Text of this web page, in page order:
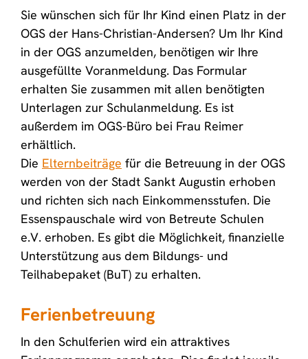
Sie wünschen sich für Ihr Kind einen Platz in der
OGS der Hans-Christian-Andersen? Um Ihr Kind
in der OGS anzumelden, benötigen wir Ihre
ausgefüllte Voranmeldung. Das Formular
erhalten Sie zusammen mit allen benötigten
Unterlagen zur Schulanmeldung. Es ist
außerdem im OGS-Büro bei Frau Reimer
erhältlich.
Die Elternbeiträge für die Betreuung in der OGS
werden von der Stadt Sankt Augustin erhoben
und richten sich nach Einkommensstufen. Die
Essenspauschale wird von Betreute Schulen
e.V. erhoben. Es gibt die Möglichkeit, finanzielle
Unterstützung aus dem Bildungs- und
Teilhabepaket (BuT) zu erhalten.
Ferienbetreuung
In den Schulferien wird ein attraktives